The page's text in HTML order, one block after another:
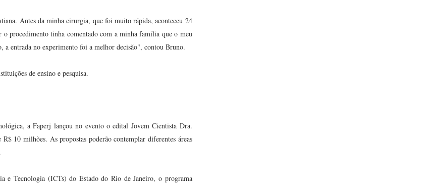
Antes da minha cirurgia, que foi muito rápida, aconteceu 24
procedimento tinha comentado com a minha família que o meu
a entrada no experimento foi a melhor decisão", contou Bruno.
de ensino e pesquisa.
a Faperj lançou no evento o edital Jovem Cientista Dra.
10 milhões. As propostas poderão contemplar diferentes áreas
e Tecnologia (ICTs) do Estado do Rio de Janeiro, o programa